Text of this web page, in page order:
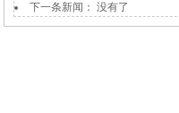
下一条新闻： 没有了